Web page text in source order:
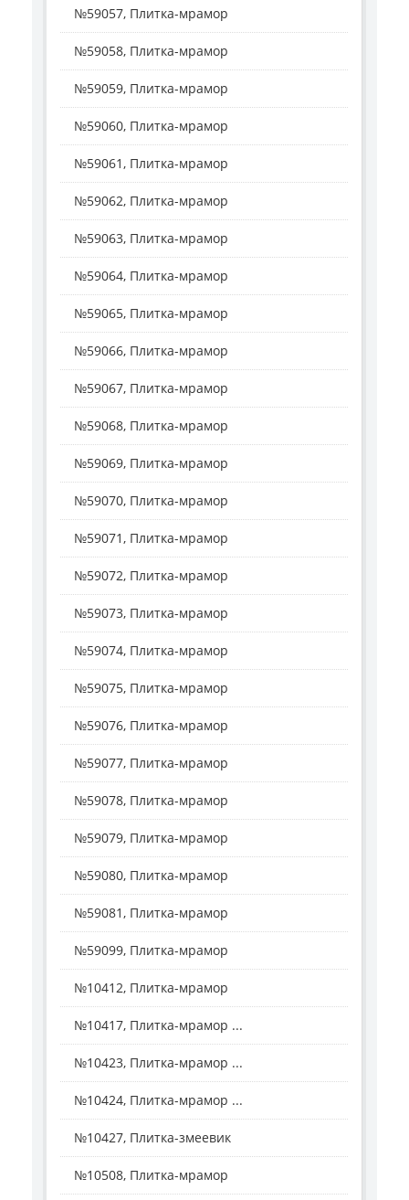
№59057, Плитка-мрамор
№59058, Плитка-мрамор
№59059, Плитка-мрамор
№59060, Плитка-мрамор
№59061, Плитка-мрамор
№59062, Плитка-мрамор
№59063, Плитка-мрамор
№59064, Плитка-мрамор
№59065, Плитка-мрамор
№59066, Плитка-мрамор
№59067, Плитка-мрамор
№59068, Плитка-мрамор
№59069, Плитка-мрамор
№59070, Плитка-мрамор
№59071, Плитка-мрамор
№59072, Плитка-мрамор
№59073, Плитка-мрамор
№59074, Плитка-мрамор
№59075, Плитка-мрамор
№59076, Плитка-мрамор
№59077, Плитка-мрамор
№59078, Плитка-мрамор
№59079, Плитка-мрамор
№59080, Плитка-мрамор
№59081, Плитка-мрамор
№59099, Плитка-мрамор
№10412, Плитка-мрамор
№10417, Плитка-мрамор ...
№10423, Плитка-мрамор ...
№10424, Плитка-мрамор ...
№10427, Плитка-змеевик
№10508, Плитка-мрамор